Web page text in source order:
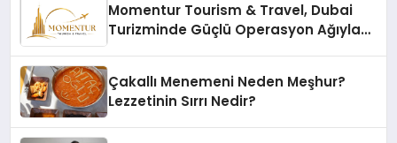
Momentur Tourism & Travel, Dubai
Turizminde Güçlü Operasyon Ağıyla
Çakallı Menemeni Neden Meşhur?
Lezzetinin Sırrı Nedir?